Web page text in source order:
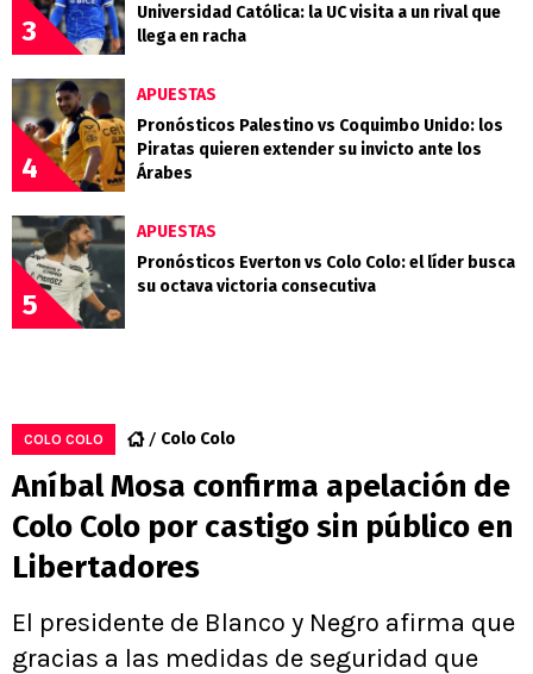
3
Universidad Católica: la UC visita a un rival que
llega en racha
4
APUESTAS
Pronósticos Palestino vs Coquimbo Unido: los
Piratas quieren extender su invicto ante los
Árabes
5
APUESTAS
Pronósticos Everton vs Colo Colo: el líder busca
su octava victoria consecutiva
COLO COLO Colo Colo
Aníbal Mosa confirma apelación de
Colo Colo por castigo sin público en
Libertadores
El presidente de Blanco y Negro afirma que
gracias a las medidas de seguridad que